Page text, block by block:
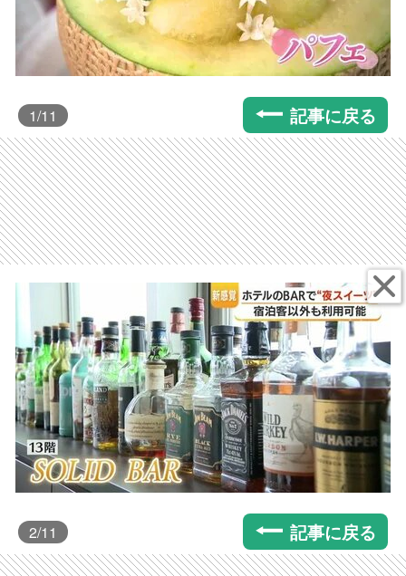
1/11 記事に戻る
2/11 記事に戻る